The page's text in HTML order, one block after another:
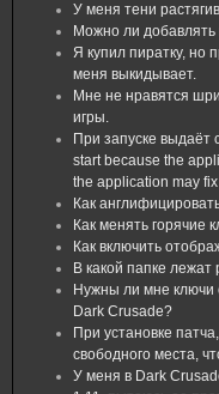
У меня тени
Можно ли добавлять
Я купил пиратку, но
меня выкидывает.
Мне не нравятся
игры.
При запуске
start because the
the application may
Как
Как менять горячие
Как включить
В какой папке лежат
Нужны ли мне ключи
Dark Crusade?
При установке
свободного места,
У меня в Dark